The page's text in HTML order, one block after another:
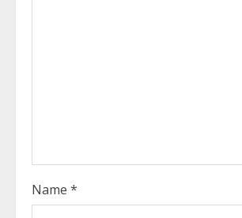
Name *